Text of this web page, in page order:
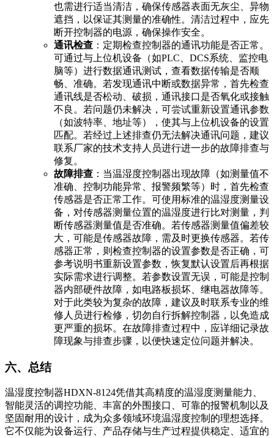
也需进行适当清洁，确保传感器表面无灰尘、异物
遮挡，以保证其测量的准确性。清洁过程中，应先
断开控制器的电源，确保操作安全。
通讯检查 ：定期检查控制器的通讯功能是否正常。
可通过与上位机设备（如PLC、DCS系统、监控电
脑等）进行数据通讯测试，查看数据传输是否顺
畅、准确。若发现通讯中断或数据异常，首先检查
通讯线是否松动、破损，通讯接口是否氧化或接触
不良。若问题仍未解决，可尝试重新设置通讯参数
（如波特率、地址等），使其与上位机设备的设置
匹配。若经过上述排查仍无法解决通讯问题，建议
联系厂家的技术支持人员进行进一步的故障排查与
修复。
故障排查 ：当温湿度控制器出现故障（如测量值不
准确、控制功能异常、报警频繁等）时，首先检查
传感器是否正常工作。可使用标准的温湿度测量设
备，对传感器测量位置的温湿度进行比对测量，判
断传感器测量值是否准确。若传感器测量值偏差较
大，可能是传感器故障，需及时更换传感器。若传
感器正常，则检查控制器的设置参数是否正确，可
参考说明书重新设置参数，恢复默认设置后再根据
实际需求进行调整。若参数设置无误，可能是控制
器内部硬件故障，如电路板损坏、继电器故障等。
对于此类较为复杂的故障，建议及时联系专业的维
修人员进行检修，切勿自行拆解控制器，以免造成
更严重的损坏。在故障排查过程中，应详细记录故
障现象与排查步骤，以便快速定位问题并解决。
六、总结
温湿度控制器HDXN-8124凭借其高精度的温湿度测量能力、
智能灵活的调控功能、丰富的外围接口、可靠的报警机制以及
坚固耐用的设计，成为众多领域环境温湿度控制的理想选择。
它不仅能为设备运行、产品存储与生产过程提供稳定、适宜的